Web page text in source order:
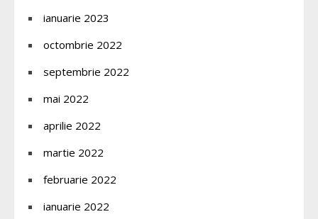
ianuarie 2023
octombrie 2022
septembrie 2022
mai 2022
aprilie 2022
martie 2022
februarie 2022
ianuarie 2022